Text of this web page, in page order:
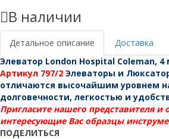
мм,
"от
себя",
Medesy
В наличии
Детальное описание
Доставка
Элеватор London Hospital Coleman,
Артикул 797/2 Элеваторы и
отличаются высочайшим уровнем
долговечности, легкостью и
Пригласите нашего представителя и
интересующие Вас образцы
ПОДЕЛИТЬСЯ